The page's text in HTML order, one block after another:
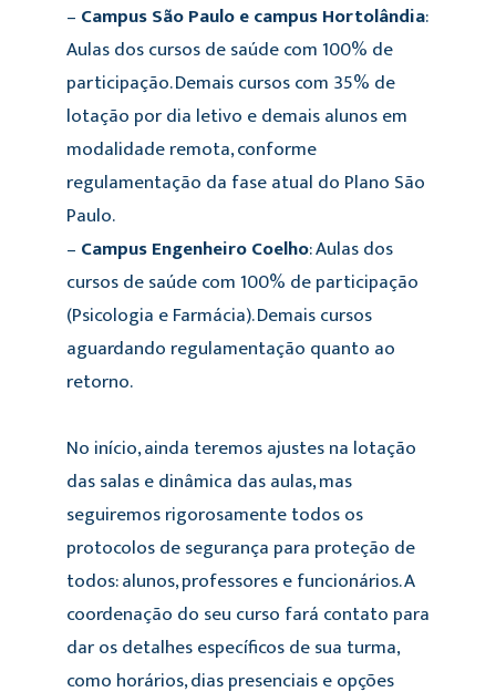
– Campus São Paulo e campus Hortolândia:
Aulas dos cursos de saúde com 100% de
participação. Demais cursos com 35% de
lotação por dia letivo e demais alunos em
modalidade remota, conforme
regulamentação da fase atual do Plano São
Paulo.
– Campus Engenheiro Coelho: Aulas dos
cursos de saúde com 100% de participação
(Psicologia e Farmácia). Demais cursos
aguardando regulamentação quanto ao
retorno.
No início, ainda teremos ajustes na lotação
das salas e dinâmica das aulas, mas
seguiremos rigorosamente todos os
protocolos de segurança para proteção de
todos: alunos, professores e funcionários. A
coordenação do seu curso fará contato para
dar os detalhes específicos de sua turma,
como horários, dias presenciais e opções